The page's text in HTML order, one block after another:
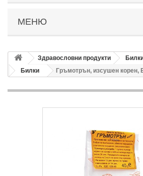
МЕНЮ
Здравословни продукти
Билки
Гръмотрън, изсушен корен,